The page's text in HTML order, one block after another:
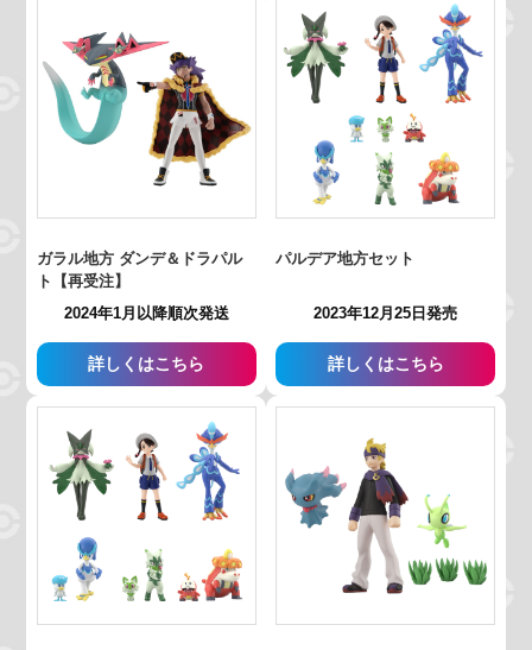
ガラル地方 ダンデ＆ドラパル
ト【再受注】
2024年1月以降順次発送
詳しくはこちら
パルデア地方セット
2023年12月25日発売
詳しくはこちら